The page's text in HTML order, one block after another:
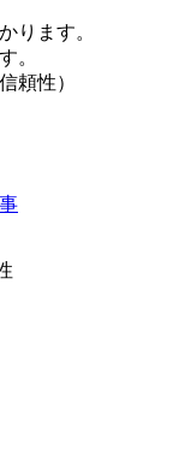
ります。
。
頼性）